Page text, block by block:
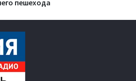
пешехода